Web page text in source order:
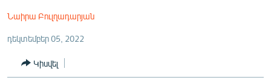
Նաիրա Բուլղադարյան
դեկտեմբեր 05, 2022
Կիսվել